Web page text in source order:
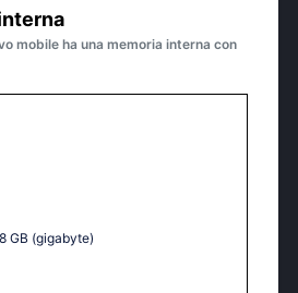
mobile ha una memoria interna con
8 GB (gigabyte)